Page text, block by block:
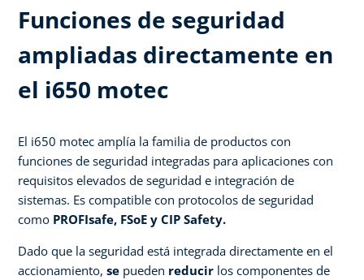
Funciones de seguridad
ampliadas directamente en
el i650 motec​
El i650 motec amplía la familia de productos con
funciones de seguridad integradas para aplicaciones con
requisitos elevados de seguridad e integración de
sistemas. Es compatible con protocolos de seguridad
como PROFIsafe, FSoE y CIP Safety.
Dado que la seguridad está integrada directamente en el
accionamiento, se pueden reducir los componentes de